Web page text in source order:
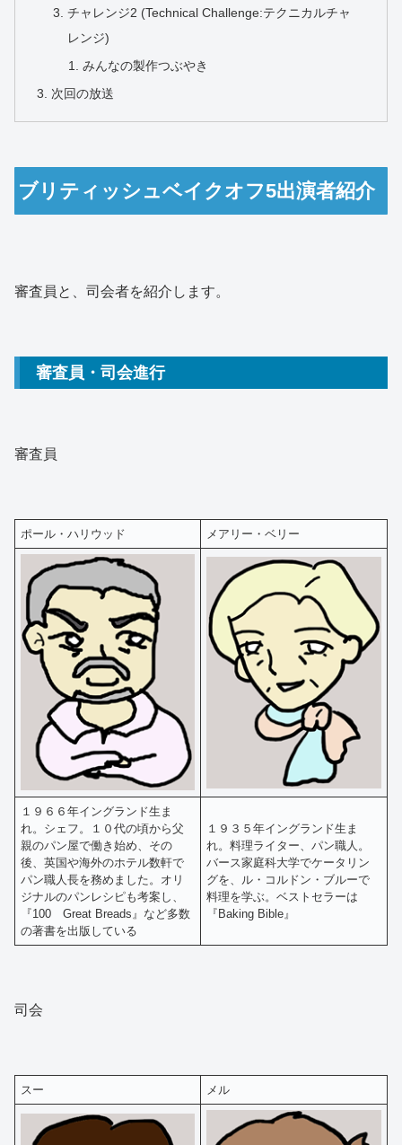
チャレンジ2 (Technical Challenge:テクニカルチャ
レンジ)
みんなの製作つぶやき
次回の放送
ブリティッシュベイクオフ5出演者紹介
審査員と、司会者を紹介します。
審査員・司会進行
審査員
ポール・ハリウッド メアリー・ベリー
１９６６年イングランド生ま
れ。シェフ。１０代の頃から父
親のパン屋で働き始め、その
後、英国や海外のホテル数軒で
パン職人長を務めました。オリ
ジナルのパンレシピも考案し、
『100 Great Breads』など多数
の著書を出版している
１９３５年イングランド生ま
れ。料理ライター、パン職人。
バース家庭科大学でケータリン
グを、ル・コルドン・ブルーで
料理を学ぶ。ベストセラーは
『Baking Bible』
司会
スー メル